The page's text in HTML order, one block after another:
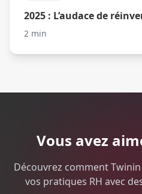
2025 : L’audace de
2 min
Vous avez
Découvrez comment
vos pratiques RH avec